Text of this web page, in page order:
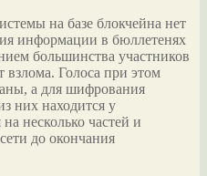
на базе блокчейна нет
информации в бюллетенях
большинства участников
взлома. Голоса при этом
а для шифрования
них находится у
несколько частей и
до окончания